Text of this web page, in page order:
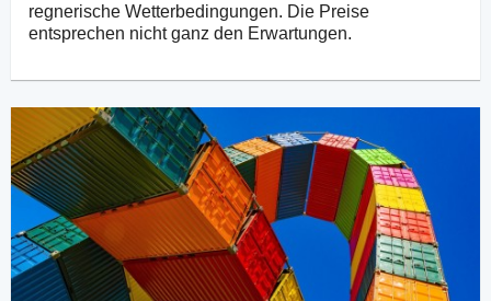
regnerische Wetterbedingungen. Die Preise
entsprechen nicht ganz den Erwartungen.